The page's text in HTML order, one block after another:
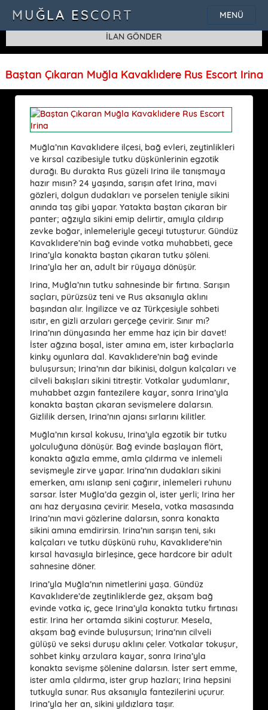
SQLSTATE[42000]: Syntax error or access violation: 1115 Unknown
character set: 'uf8'
MENÜ
MUĞLA ESCORT
İLAN GÖNDER
Baştan Çıkaran Muğla Kavaklıdere Rus Escort Irina
Muğla’nın Kavaklıdere ilçesi, bağ evleri, zeytinlikleri
ve kırsal cazibesiyle tutku düşkünlerinin egzotik
durağı. Bu durakta Rus güzeli Irina ile tanışmaya
hazır mısın? 24 yaşında, sarışın afet Irina, mavi
gözleri, dolgun dudakları ve porselen teniyle sikini
anında taş gibi yapar. Yatakta baştan çıkaran bir
panter; ağzıyla sikini emip delirtir, amıyla çıldırıp
zevke boğar, inlemeleriyle geceyi tutuşturur. Gündüz
Kavaklıdere’nin bağ evinde votka muhabbeti, gece
Irina’yla konakta baştan çıkaran tutku şöleni.
Irina’yla her an, adult bir rüyaya dönüşür.
Irina, Muğla’nın tutku sahnesinde bir fırtına. Sarışın
saçları, pürüzsüz teni ve Rus aksanıyla aklını
başından alır. İngilizce ve az Türkçesiyle sohbeti
ısıtır, en gizli arzuları gerçeğe çevirir. Sınır mı?
Irina’nın dünyasında her emme haz için bir davet!
İster ağzına boşal, ister amına em, ister kırbaçlarla
kinky oyunlara dal. Kavaklıdere’nin bağ evinde
buluşursun; Irina’nın dar bikinisi, dolgun kalçaları ve
cilveli bakışları sikini titreştir. Votkalar yudumlanır,
muhabbet azgın fantezilere kayar, sonra Irina’yla
konakta baştan çıkaran sevişmelere dalarsın.
Gizlilik dersen, Irina’nın ajansı sırlarını kilitler.
Muğla’nın kırsal kokusu, Irina’yla egzotik bir tutku
yolculuğuna dönüşür. Bağ evinde başlayan flört,
konakta ağızla emme, amla çıldırma ve inlemeli
sevişmeyle zirve yapar. Irina’nın dudakları sikini
emerken, amı ıslanıp seni çağırır, inlemeleri ruhunu
sarsar. İster Muğla’da gezgin ol, ister yerli; Irina her
anı haz deryasına çevirir. Mesela, votka masasında
Irina’nın mavi gözlerine dalarsın, sonra konakta
sikini amına emdirirsin. Irina’nın sarışın teni, sıkı
kalçaları ve tutku düşkünü ruhu, Kavaklıdere’nin
kırsal havasıyla birleşince, gece hardcore bir adult
sahnesine döner.
Irina’yla Muğla’nın nimetlerini yaşa. Gündüz
Kavaklıdere’de zeytinliklerde gez, akşam bağ
evinde votka iç, gece Irina’yla konakta tutku fırtınası
estir. Irina her ortamda sikini coşturur. Mesela,
akşam bağ evinde buluşursun; Irina’nın cilveli
gülüşü ve seksi duruşu aklını çeler. Votkalar tokuşur,
sohbet kinky arzulara kayar, sonra Irina’yla
konakta sevişme şölenine dalarsın. İster sert emme,
ister amla çıldırma, ister grup hazları; Irina hepsini
tutkuyla sunar. Rus aksanıyla fantezilerini uçurur.
Irina’yla her an, sikini yıldızlara taşır.